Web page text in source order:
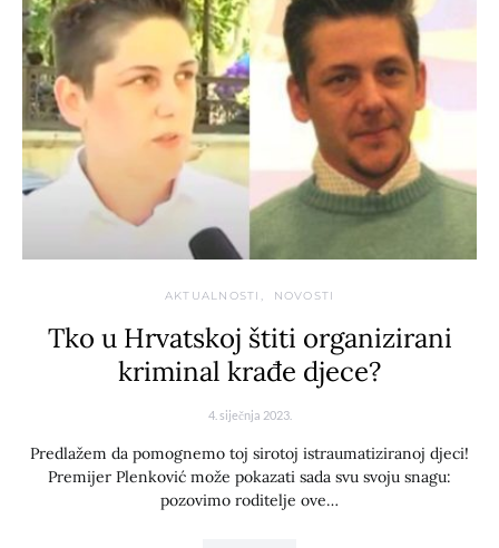
AKTUALNOSTI NOVOSTI
Tko u Hrvatskoj štiti organizirani
kriminal krađe djece?
4. siječnja 2023.
Predlažem da pomognemo toj sirotoj istraumatiziranoj djeci!
Premijer Plenković može pokazati sada svu svoju snagu:
pozovimo roditelje ove…